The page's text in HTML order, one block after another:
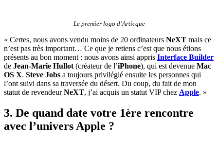
Le premier logo d’Articque
« Certes, nous avons vendu moins de 20 ordinateurs NeXT mais ce
n’est pas très important… Ce que je retiens c’est que nous étions
présents au bon moment : nous avons ainsi appris Interface Builder
de Jean-Marie Hullot (créateur de l’iPhone), qui est devenue Mac
OS X. Steve Jobs a toujours privilégié ensuite les personnes qui
l’ont suivi dans sa traversée du désert. Du coup, du fait de mon
statut de revendeurNeXT, j’ai acquis un statut VIP chez Apple. »
3. De quand date votre 1ère rencontre
avec l’univers Apple ?